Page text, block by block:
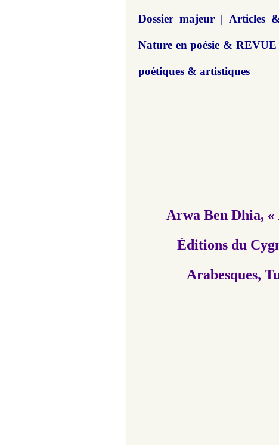
Dossier majeur | Articles
Nature en poésie &
poétiques & artistiques
Arwa Ben Dhia, «
Éditions du
Arabesques,